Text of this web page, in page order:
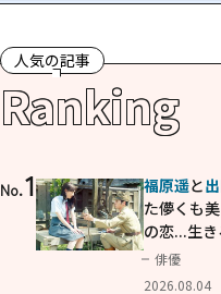
人気の記事
Ranking
No.1 福原遥と
た儚くも
の恋...生
教えてくれ
花が咲く
俳優
2026.08.04